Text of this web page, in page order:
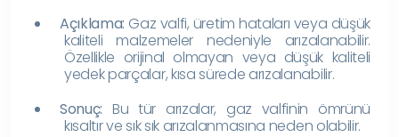
Açıklama: Gaz valfi, üretim hataları veya düşük
kaliteli malzemeler nedeniyle arızalanabilir.
Özellikle orijinal olmayan veya düşük kaliteli
yedek parçalar, kısa sürede arızalanabilir.
Sonuç: Bu tür arızalar, gaz valfinin ömrünü
kısaltır ve sık sık arızalanmasına neden olabilir.